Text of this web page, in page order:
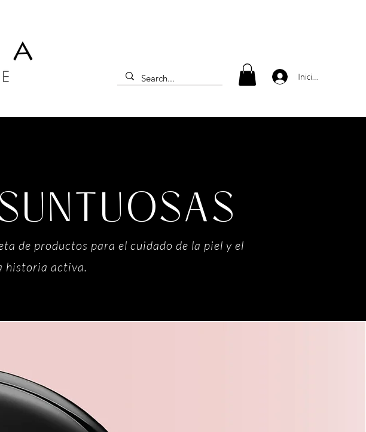
Iniciar sesión
de productos para el cuidado de la piel y el
historia activa.